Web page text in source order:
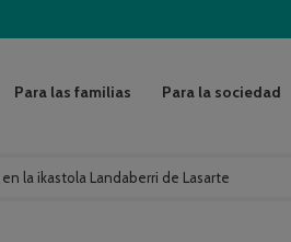
en la ikastola Landaberri de Lasarte
Para las familias Para la sociedad